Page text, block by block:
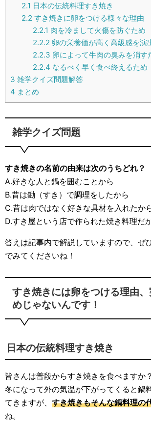
2.1 日本の伝統料理すき焼き
2.2 すき焼きに卵をつける様々な理由
2.2.1 肉を冷まして火傷を防ぐため
2.2.2 卵の栄養価が高く高級感を演
2.2.3 卵によって牛肉の臭みを消す
2.2.4 なるべく早く食べ終えるため
3 雑学クイズ問題解答
4 まとめ
雑学クイズ問題
すき焼きの名前の由来は次のうちどれ？
A.好きな人と鍋を囲むことから
B.昔は鋤（すき）で調理をしたから
C.昔は肉ではなく好きな具材を入れたか
D.すき屋という店で作られた焼き料理だ
答えは記事内で解説していますので、ぜ
でみてくださいね！
すき焼きには卵をつける理由
めじゃないんです！
日本の伝統料理すき焼き
皆さんは普段からすき焼きを食べますか？
冬になって外の気温が下がってくると鍋
てきますが、 すき焼きもそんな鍋料理の
ね。